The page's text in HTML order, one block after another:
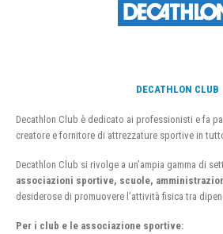
DECATHLON CLUB
Decathlon Club è dedicato ai professionisti e fa
creatore e fornitore di attrezzature sportive in
Decathlon Club si rivolge a un’ampia gamma di
associazioni sportive, scuole,
desiderose di promuovere l’attività fisica tra
Per i club e le associazione sportive: